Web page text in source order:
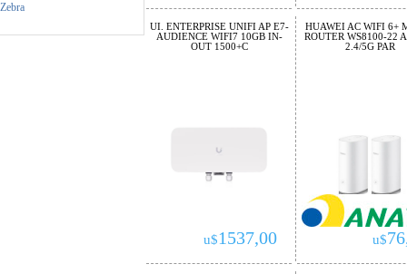
Zebra
UI. ENTERPRISE UNIFI AP E7-
AUDIENCE WIFI7 10GB IN-
OUT 1500+C
u$1537,00
HUAWEI AC WIFI 6+
ROUTER WS8100-22
2.4/5G PAR
u$